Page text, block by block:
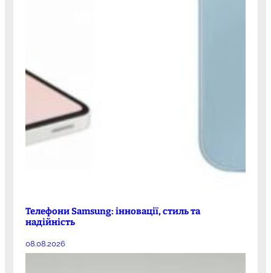
Телефони Samsung: інновації, стиль та
надійність
08.08.2026